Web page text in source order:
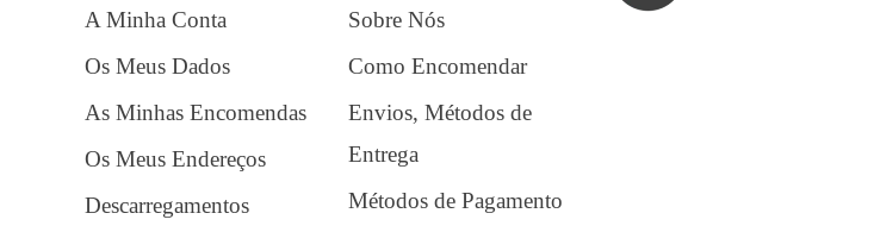
A Minha Conta
Os Meus Dados
As Minhas Encomendas
Os Meus Endereços
Descarregamentos
Sobre Nós
Como Encomendar
Envios, Métodos de
Entrega
Métodos de Pagamento